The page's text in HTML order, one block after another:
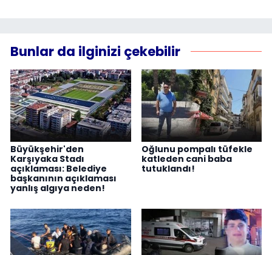
Bunlar da ilginizi çekebilir
Büyükşehir'den
Karşıyaka Stadı
açıklaması: Belediye
başkanının açıklaması
yanlış algıya neden!
Oğlunu pompalı tüfekle
katleden cani baba
tutuklandı!